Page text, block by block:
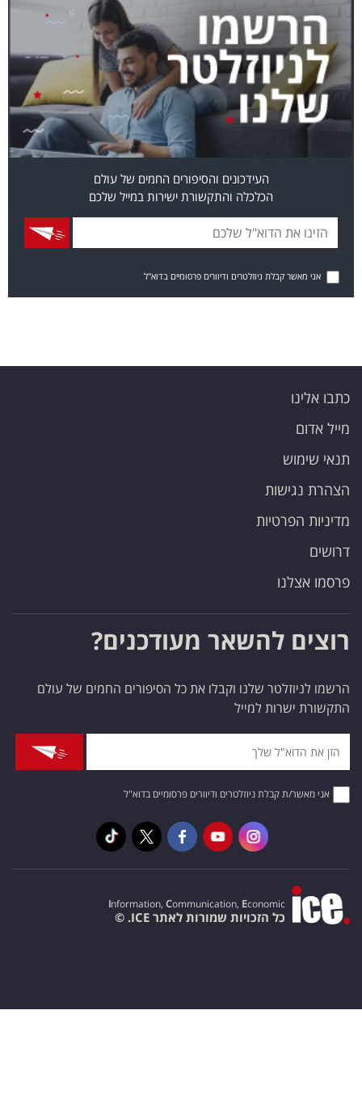
העידכונים והסיפורים החמים של עולם
הכלכלה והתקשורת ישירות במייל שלכם
אני מאשר קבלת ניוזלטרים ודיוורים פרסומיים בדוא"ל
כתבו אלינו
מייל אדום
תנאי שימוש
הצהרת נגישות
מדיניות הפרטיות
דרושים
פרסמו אצלנו
רוצים להשאר מעודכנים?
הרשמו לניוזלטר שלנו וקבלו את כל הסיפורים החמים של עולם
התקשורת ישרות למייל
אני מאשר/ת קבלת ניוזלטרים ודיוורים פרסומיים בדוא"ל
Information, Communication, Economic
כל הזכויות שמורות לאתר ICE. ©